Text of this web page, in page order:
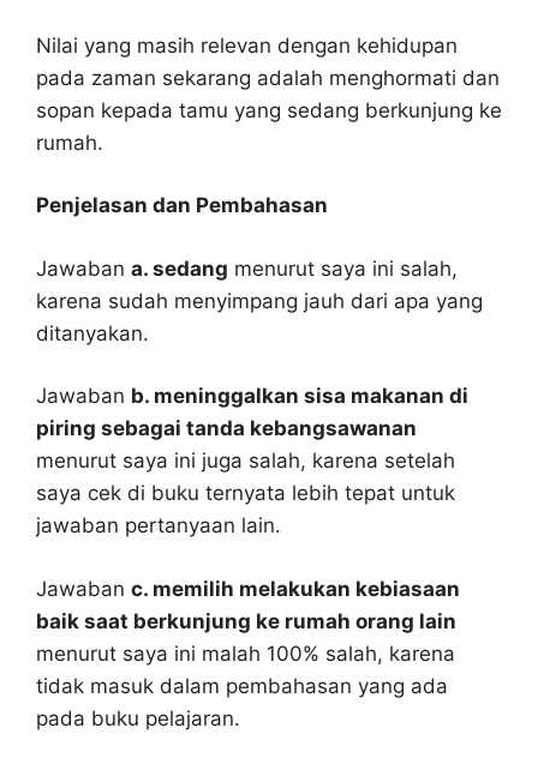
Nilai yang masih relevan dengan kehidupan
pada zaman sekarang adalah menghormati dan
sopan kepada tamu yang sedang berkunjung ke
rumah.
Penjelasan dan Pembahasan
Jawaban a. sedang menurut saya ini salah,
karena sudah menyimpang jauh dari apa yang
ditanyakan.
Jawaban b. meninggalkan sisa makanan di
piring sebagai tanda kebangsawanan
menurut saya ini juga salah, karena setelah
saya cek di buku ternyata lebih tepat untuk
jawaban pertanyaan lain.
Jawaban c. memilih melakukan kebiasaan
baik saat berkunjung ke rumah orang lain
menurut saya ini malah 100% salah, karena
tidak masuk dalam pembahasan yang ada
pada buku pelajaran.